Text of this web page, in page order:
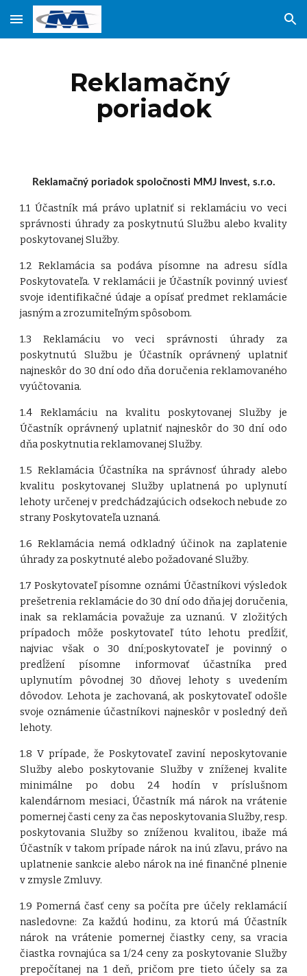
Skip to main content Skip to navigation
Reklamačný
poriadok
Reklamačný poriadok spoločnosti MMJ Invest, s.r.o.
1.1 Účastník má právo uplatniť si reklamáciu vo veci
správnosti úhrady za poskytnutú Službu alebo kvality
poskytovanej Služby.
1.2 Reklamácia sa podáva písomne na adresu sídla
Poskytovateľa. V reklamácii je Účastník povinný uviesť
svoje identifikačné údaje a opísať predmet reklamácie
jasným a zrozumiteľným spôsobom.
1.3 Reklamáciu vo veci správnosti úhrady za
poskytnutú Službu je Účastník oprávnený uplatniť
najneskôr do 30 dní odo dňa doručenia reklamovaného
vyúčtovania.
1.4 Reklamáciu na kvalitu poskytovanej Služby je
Účastník oprávnený uplatniť najneskôr do 30 dní odo
dňa poskytnutia reklamovanej Služby.
1.5 Reklamácia Účastníka na správnosť úhrady alebo
kvalitu poskytovanej Služby uplatnená po uplynutí
lehoty určenej v predchádzajúcich odsekoch nebude zo
strany Poskytovateľa uznaná.
1.6 Reklamácia nemá odkladný účinok na zaplatenie
úhrady za poskytnuté alebo požadované Služby.
1.7 Poskytovateľ písomne oznámi Účastníkovi výsledok
prešetrenia reklamácie do 30 dní odo dňa jej doručenia,
inak sa reklamácia považuje za uznanú. V zložitých
prípadoch môže poskytovateľ túto lehotu predĺžiť,
najviac však o 30 dní;poskytovateľ je povinný o
predĺžení písomne informovať účastníka pred
uplynutím pôvodnej 30 dňovej lehoty s uvedením
dôvodov. Lehota je zachovaná, ak poskytovateľ odošle
svoje oznámenie účastníkovi najneskôr v posledný deň
lehoty.
1.8 V prípade, že Poskytovateľ zaviní neposkytovanie
Služby alebo poskytovanie Služby v zníženej kvalite
minimálne po dobu 24 hodín v príslušnom
kalendárnom mesiaci, Účastník má nárok na vrátenie
pomernej časti ceny za čas neposkytovania Služby, resp.
poskytovania Služby so zníženou kvalitou, ibaže má
Účastník v takom prípade nárok na inú zľavu, právo na
uplatnenie sankcie alebo nárok na iné finančné plnenie
v zmysle Zmluvy.
1.9 Pomerná časť ceny sa počíta pre účely reklamácií
nasledovne: Za každú hodinu, za ktorú má Účastník
nárok na vrátenie pomernej čiastky ceny, sa vracia
čiastka rovnajúca sa 1/24 ceny za poskytovanie Služby
prepočítanej na 1 deň, pričom pre tieto účely sa za